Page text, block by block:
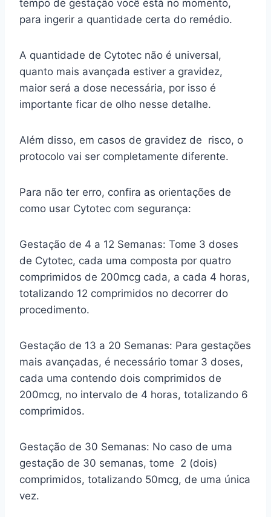
tempo de gestação você está no momento,
para ingerir a quantidade certa do remédio.
A quantidade de Cytotec não é universal,
quanto mais avançada estiver a gravidez,
maior será a dose necessária, por isso é
importante ficar de olho nesse detalhe.
Além disso, em casos de gravidez de risco, o
protocolo vai ser completamente diferente.
Para não ter erro, confira as orientações de
como usar Cytotec com segurança:
Gestação de 4 a 12 Semanas: Tome 3 doses
de Cytotec, cada uma composta por quatro
comprimidos de 200mcg cada, a cada 4 horas,
totalizando 12 comprimidos no decorrer do
procedimento.
Gestação de 13 a 20 Semanas: Para gestações
mais avançadas, é necessário tomar 3 doses,
cada uma contendo dois comprimidos de
200mcg, no intervalo de 4 horas, totalizando 6
comprimidos.
Gestação de 30 Semanas: No caso de uma
gestação de 30 semanas, tome 2 (dois)
comprimidos, totalizando 50mcg, de uma única
vez.